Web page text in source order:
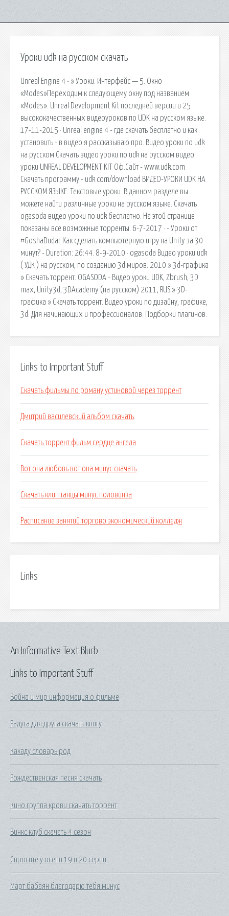
Уроки udk на русском скачать
Unreal Engine 4 • » Уроки. Интерфейс — 5. Окно
«Modes»Переходим к следующему окну под названием
«Modes». Unreal Development Kit последней версии и 25
высококачественных видеоуроков по UDK на русском языке.
17-11-2015 · Unreal engine 4 - где скачать бесплатно и как
установить - в видео я рассказываю про. Видео уроки по udk
на русском Скачать видео уроки по udk на русском видео
уроки UNREAL DEVELOPMENT KIT Оф.Сайт - www.udk.com
Скачать программу - udk.com/download ВИДЕО-УРОКИ UDK НА
РУССКОМ ЯЗЫКЕ. Текстовые уроки. В данном разделе вы
можете найти различные уроки на русском языке. Скачать
ogasoda видео уроки по udk бесплатно. На этой странице
показаны все возможные торренты. 6-7-2017 · - Уроки от
#GoshaDudar Как сделать компьютерную игру на Unity за 30
минут? - Duration: 26:44. 8-9-2010 · ogasoda Видео уроки udk
( УДК ) на русском, по созданию 3d миров. 2010 » 3d-графика
» Скачать торрент. OGASODA - Видео уроки UDK, Zbrush, 3D
max, Unity3d, 3DAcademy (на русском) 2011, RUS » 3D-
графика » Скачать торрент. Видео уроки по дизайну, графике,
3d. Для начинающих и профессионалов. Подборки плагинов.
Links to Important Stuff
Скачать фильмы по роману устиновой через торрент
Дмитрий василевский альбом скачать
Скачать торрент фильм сердце ангела
Вот она любовь вот она минус скачать
Скачать клип танцы минус половинка
Расписание занятий торгово экономический колледж
Links
Links to Important Stuff
Война и мир информация о фильме
Радуга для друга скачать книгу
Какаду словарь род
Рождественская песня скачать
Кино группа крови скачать торрент
Винкс клуб скачать 4 сезон
Спросите у осени 19 и 20 серии
Март бабаян благодарю тебя минус
An Informative Text Blurb